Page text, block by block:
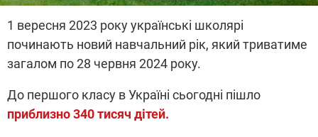
1 вересня 2023 року українські школярі
починають новий навчальний рік, який триватиме
загалом по 28 червня 2024 року.
До першого класу в Україні сьогодні пішло
приблизно 340 тисяч дітей.